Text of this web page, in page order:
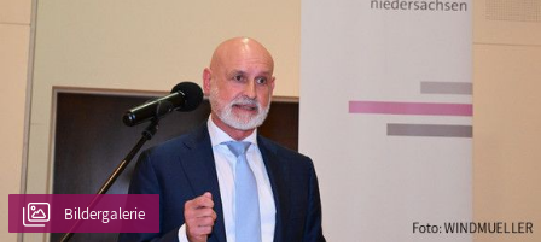
Bildergalerie